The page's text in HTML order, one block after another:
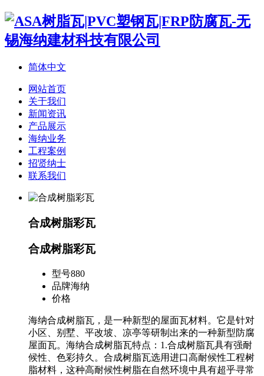
简体中文
网站首页
关于我们
新闻资讯
产品展示
海纳业务
工程案例
招贤纳士
联系我们
合成树脂彩瓦
合成树脂彩瓦
型号880
品牌海纳
价格
海纳合成树脂瓦，是一种新型的屋面瓦材料。它是针对
小区、别墅、平改坡、凉亭等研制出来的一种新型防腐
屋面瓦。海纳合成树脂瓦特点：1.合成树脂瓦具有强耐
候性、色彩持久。合成树脂瓦选用进口高耐候性工程树
脂材料，这种高耐候性树脂在自然环境中具有超乎寻常